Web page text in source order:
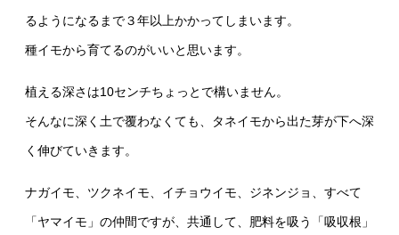
るようになるまで３年以上かかってしまいます。
種イモから育てるのがいいと思います。
植える深さは10センチちょっとで構いません。
そんなに深く土で覆わなくても、タネイモから出た芽が下へ深
く伸びていきます。
ナガイモ、ツクネイモ、イチョウイモ、ジネンジョ、すべて
「ヤマイモ」の仲間ですが、共通して、肥料を吸う「吸収根」